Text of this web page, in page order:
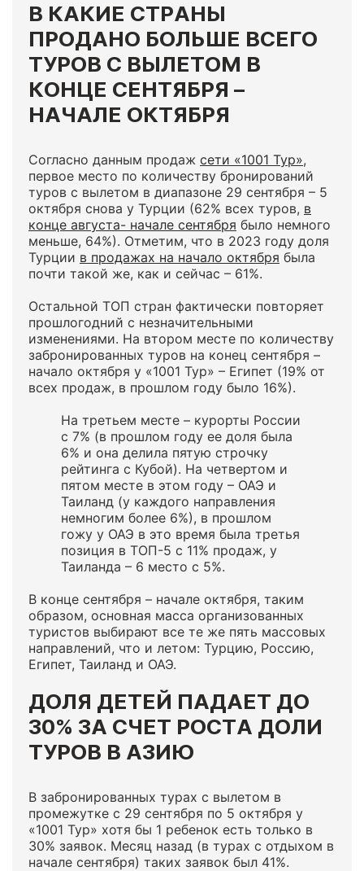
В КАКИЕ СТРАНЫ
ПРОДАНО БОЛЬШЕ ВСЕГО
ТУРОВ С ВЫЛЕТОМ В
КОНЦЕ СЕНТЯБРЯ –
НАЧАЛЕ ОКТЯБРЯ
Согласно данным продаж сети «1001 Тур»,
первое место по количеству бронирований
туров с вылетом в диапазоне 29 сентября – 5
октября снова у Турции (62% всех туров, в
конце августа- начале сентября было немного
меньше, 64%). Отметим, что в 2023 году доля
Турции в продажах на начало октября была
почти такой же, как и сейчас – 61%.
Остальной ТОП стран фактически повторяет
прошлогодний с незначительными
изменениями. На втором месте по количеству
забронированных туров на конец сентября –
начало октября у «1001 Тур» – Египет (19% от
всех продаж, в прошлом году было 16%).
На третьем месте – курорты России
с 7% (в прошлом году ее доля была
6% и она делила пятую строчку
рейтинга с Кубой). На четвертом и
пятом месте в этом году – ОАЭ и
Таиланд (у каждого направления
немногим более 6%), в прошлом
гожу у ОАЭ в это время была третья
позиция в ТОП-5 с 11% продаж, у
Таиланда – 6 место с 5%.
В конце сентября – начале октября, таким
образом, основная масса организованных
туристов выбирают все те же пять массовых
направлений, что и летом: Турцию, Россию,
Египет, Таиланд и ОАЭ.
ДОЛЯ ДЕТЕЙ ПАДАЕТ ДО
30% ЗА СЧЕТ РОСТА ДОЛИ
ТУРОВ В АЗИЮ
В забронированных турах с вылетом в
промежутке с 29 сентября по 5 октября у
«1001 Тур» хотя бы 1 ребенок есть только в
30% заявок. Месяц назад (в турах с отдыхом в
начале сентября) таких заявок был 41%.